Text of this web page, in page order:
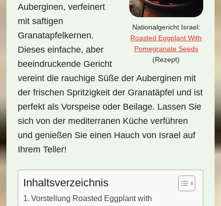
Nationalgericht Israel:
Roasted Eggplant With
Pomegranate Seeds
(Rezept)
Auberginen, verfeinert
mit saftigen
Granatapfelkernen.
Dieses einfache, aber
beeindruckende Gericht
vereint die rauchige Süße der Auberginen mit
der frischen Spritzigkeit der Granatäpfel und ist
perfekt als Vorspeise oder Beilage. Lassen Sie
sich von der mediterranen Küche verführen
und genießen Sie einen Hauch von Israel auf
Ihrem Teller!
Inhaltsverzeichnis
Vorstellung Roasted Eggplant with